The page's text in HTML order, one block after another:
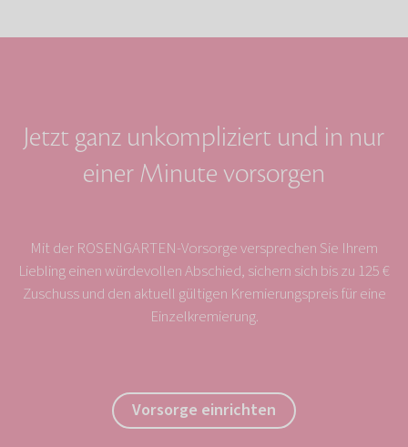
Jetzt ganz unkompliziert und in nur
einer Minute vorsorgen
Mit der ROSENGARTEN-Vorsorge versprechen Sie Ihrem
Liebling einen würdevollen Abschied, sichern sich bis zu 125 €
Zuschuss und den aktuell gültigen Kremierungspreis für eine
Einzelkremierung.
Vorsorge einrichten